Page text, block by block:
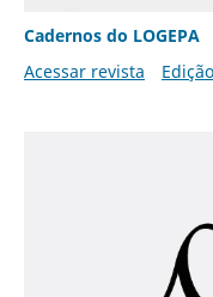
Cadernos do LOGEPA
Acessar revista